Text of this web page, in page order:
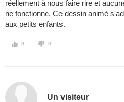
réellement à nous faire rire et
ne fonctionne. Ce dessin animé
aux petits enfants.
0 0
Un visiteur